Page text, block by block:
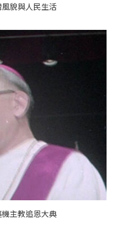
貌與人民生活
機主教追恩大典